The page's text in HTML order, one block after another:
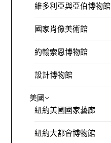
維多利亞與亞伯博物館
國家肖像美術館
約翰索恩博物館
設計博物館
美國
紐約美國國家藝廊
紐約大都會博物館